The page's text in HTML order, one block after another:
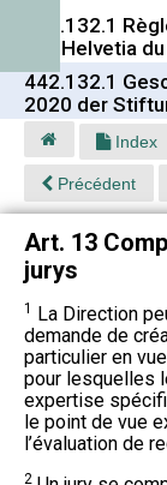
442.132.1
Pro Helvetia
442.132.1
2020 der
Index
Précédent
Art. 13
jurys
1 La Direction
demande de
particulier en
pour lesquelles
expertise
le point de vue
l’évaluation de
2